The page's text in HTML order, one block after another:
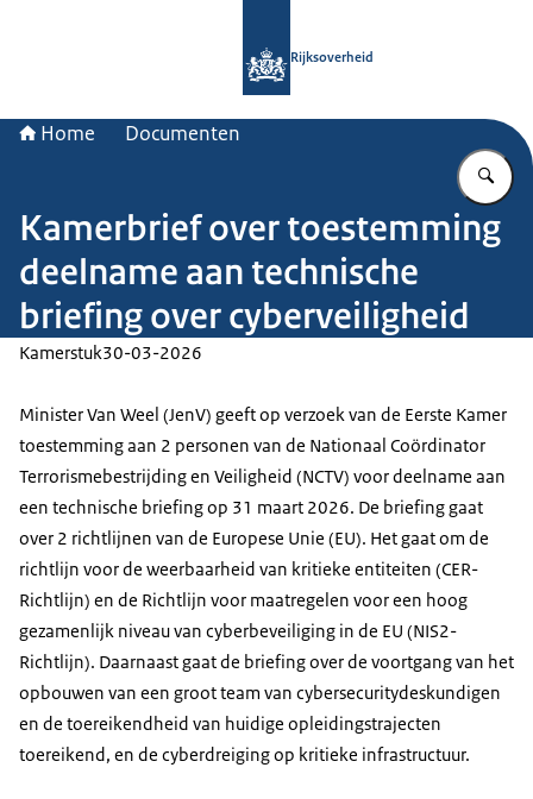
Rijksoverheid
Home Documenten
Kamerbrief over toestemming
deelname aan technische
briefing over cyberveiligheid
Kamerstuk30-03-2026
Minister Van Weel (JenV) geeft op verzoek van de Eerste Kamer
toestemming aan 2 personen van de Nationaal Coördinator
Terrorismebestrijding en Veiligheid (NCTV) voor deelname aan
een technische briefing op 31 maart 2026. De briefing gaat
over 2 richtlijnen van de Europese Unie (EU). Het gaat om de
richtlijn voor de weerbaarheid van kritieke entiteiten (CER-
Richtlijn) en de Richtlijn voor maatregelen voor een hoog
gezamenlijk niveau van cyberbeveiliging in de EU (NIS2-
Richtlijn). Daarnaast gaat de briefing over de voortgang van het
opbouwen van een groot team van cybersecuritydeskundigen
en de toereikendheid van huidige opleidingstrajecten
toereikend, en de cyberdreiging op kritieke infrastructuur.